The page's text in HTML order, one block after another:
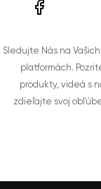
Sledujte Nás na
platformách.
produkty, videá s
zdieľajte svoj